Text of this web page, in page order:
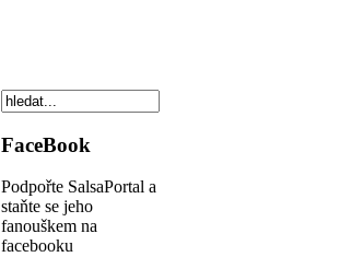
FaceBook
Podpořte SalsaPortal a
staňte se jeho
fanouškem na
facebooku